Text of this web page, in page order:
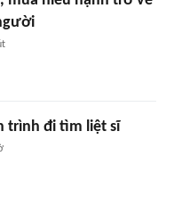
trình đi tìm liệt sĩ